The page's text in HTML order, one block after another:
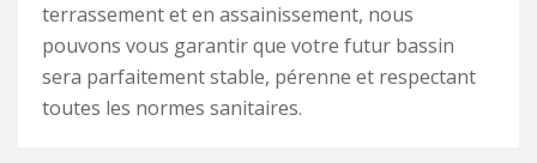
terrassement et en assainissement, nous
pouvons vous garantir que votre futur bassin
sera parfaitement stable, pérenne et respectant
toutes les normes sanitaires.